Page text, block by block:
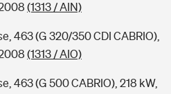
(1313 / AIN)
463 (G 320/350 CDI CABRIO),
(1313 / AIO)
463 (G 500 CABRIO), 218 kW,